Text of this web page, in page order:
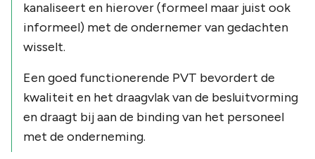
kanaliseert en hierover (formeel maar juist ook
informeel) met de ondernemer van gedachten
wisselt.
Een goed functionerende PVT bevordert de
kwaliteit en het draagvlak van de besluitvorming
en draagt bij aan de binding van het personeel
met de onderneming.